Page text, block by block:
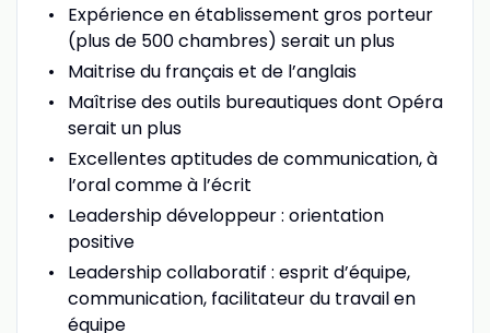
Expérience en établissement gros porteur
(plus de 500 chambres) serait un plus
Maitrise du français et de l’anglais
Maîtrise des outils bureautiques dont Opéra
serait un plus
Excellentes aptitudes de communication, à
l’oral comme à l’écrit
Leadership développeur : orientation
positive
Leadership collaboratif : esprit d’équipe,
communication, facilitateur du travail en
équipe